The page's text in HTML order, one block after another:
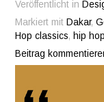
Veröffentlicht in
Markiert mit Dakar,
Hop classics, hip
Beitrag